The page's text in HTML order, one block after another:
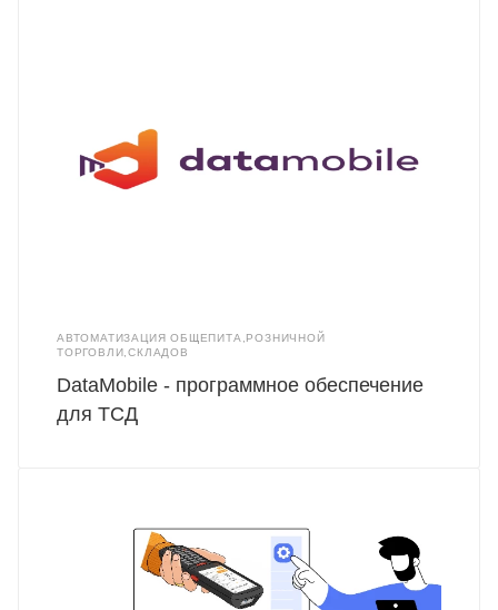
АВТОМАТИЗАЦИЯ ОБЩЕПИТА,РОЗНИЧНОЙ
ТОРГОВЛИ,СКЛАДОВ
DataMobile - программное обеспечение
для ТСД